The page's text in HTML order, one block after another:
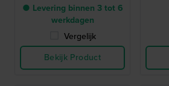
● Levering binnen 3 tot 6
werkdagen
Vergelijk
Bekijk Product